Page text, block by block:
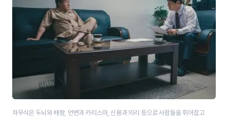
차무식은 두뇌와 배짱, 언변과 카리스마, 신용과 의리 등으로 사람들을 휘어잡고